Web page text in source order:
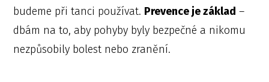
budeme při tanci používat. Prevence je základ –
dbám na to, aby pohyby byly bezpečné a nikomu
nezpůsobily bolest nebo zranění.